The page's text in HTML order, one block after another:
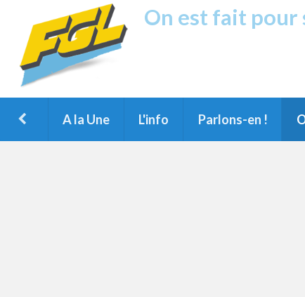
On est fait pour
A la Une L'info Parlons-en !